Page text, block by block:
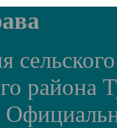
района